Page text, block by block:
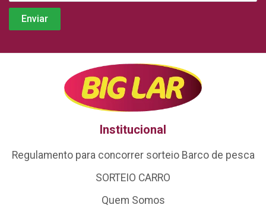
Institucional
Regulamento para concorrer sorteio Barco de pesca
SORTEIO CARRO
Quem Somos